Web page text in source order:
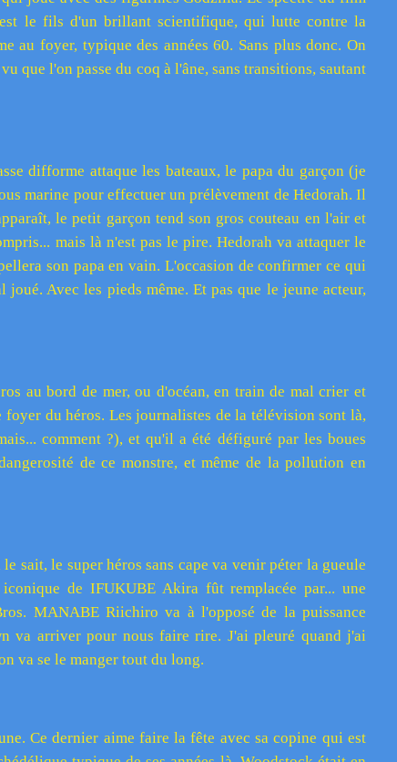
le fils d'un brillant scientifique, qui lutte contre la
au foyer, typique des années 60. Sans plus donc. On
que l'on passe du coq à l'âne, sans transitions, sautant
difforme attaque les bateaux, le papa du garçon (je
marine pour effectuer un prélèvement de Hedorah. Il
le petit garçon tend son gros couteau en l'air et
mais là n'est pas le pire. Hedorah va attaquer le
son papa en vain. L'occasion de confirmer ce qui
Avec les pieds même. Et pas que le jeune acteur,
au bord de mer, ou d'océan, en train de mal crier et
du héros. Les journalistes de la télévision sont là,
comment ?), et qu'il a été défiguré par les boues
de ce monstre, et même de la pollution en
sait, le super héros sans cape va venir péter la gueule
de IFUKUBE Akira fût remplacée par... une
MANABE Riichiro va à l'opposé de la puissance
va arriver pour nous faire rire. J'ai pleuré quand j'ai
va se le manger tout du long.
Ce dernier aime faire la fête avec sa copine qui est